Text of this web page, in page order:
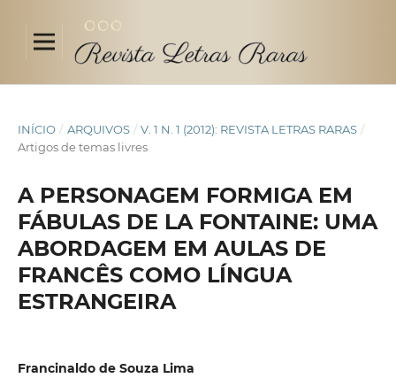
INÍCIO / ARQUIVOS / V. 1 N. 1 (2012): REVISTA LETRAS RARAS /
Artigos de temas livres
A PERSONAGEM FORMIGA EM
FÁBULAS DE LA FONTAINE: UMA
ABORDAGEM EM AULAS DE
FRANCÊS COMO LÍNGUA
ESTRANGEIRA
Francinaldo de Souza Lima